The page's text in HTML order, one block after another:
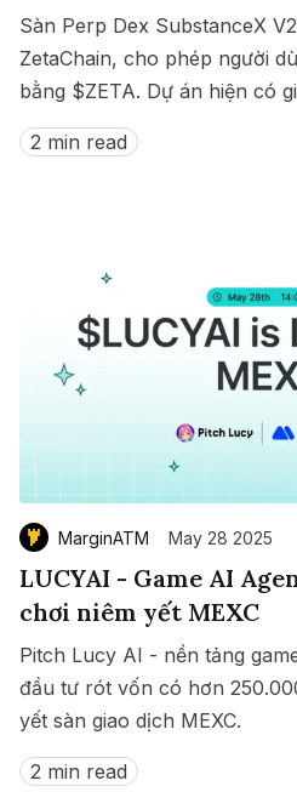
Sàn Perp Dex SubstanceX
ZetaChain, cho phép người
bằng $ZETA. Dự án hiện có
$ZETA diễn ra từ 8 đến 15/07/
2 min read
MarginATM May 28 2025
LUCYAI - Game AI
chơi niêm yết MEXC
Pitch Lucy AI - nền tảng
đầu tư rót vốn có hơn
yết sàn giao dịch MEXC.
2 min read